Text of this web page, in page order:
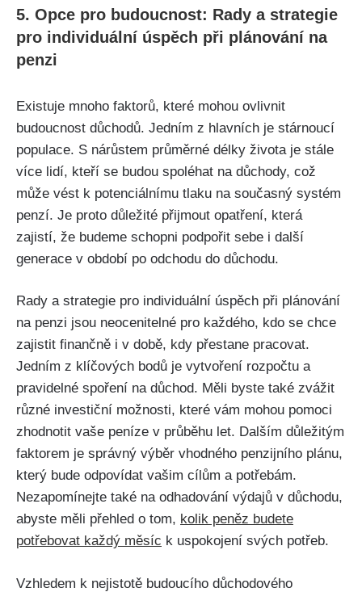
5. Opce pro budoucnost: Rady a strategie
pro individuální úspěch při plánování na
penzi
Existuje mnoho faktorů, které mohou ovlivnit
budoucnost důchodů. Jedním z hlavních je stárnoucí
populace. S nárůstem průměrné délky života je stále
více lidí, kteří se budou spoléhat na důchody, což
může vést k potenciálnímu tlaku na současný systém
penzí. Je proto důležité přijmout opatření, která
zajistí, že budeme schopni podpořit sebe i další
generace v období po odchodu do důchodu.
Rady a strategie pro individuální úspěch při plánování
na penzi jsou neocenitelné pro každého, kdo se chce
zajistit finančně i v době, kdy přestane pracovat.
Jedním z klíčových bodů je vytvoření rozpočtu a
pravidelné spoření na důchod. Měli byste také zvážit
různé investiční možnosti, které vám mohou pomoci
zhodnotit vaše peníze v průběhu let. Dalším důležitým
faktorem je správný výběr vhodného penzijního plánu,
který bude odpovídat vašim cílům a potřebám.
Nezapomínejte také na odhadování výdajů v důchodu,
abyste měli přehled o tom, kolik peněz budete
potřebovat každý měsíc k uspokojení svých potřeb.
Vzhledem k nejistotě budoucího důchodového